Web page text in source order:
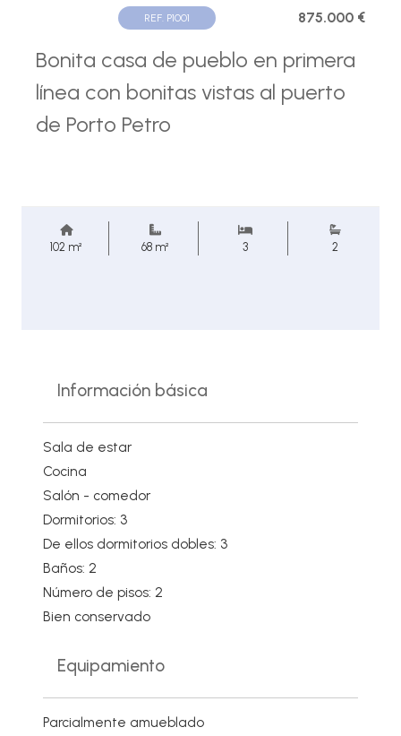
REF. P1001 875.000 €
Bonita casa de pueblo en primera
línea con bonitas vistas al puerto
de Porto Petro
102 m² 68 m² 3 2
Información básica
Sala de estar
Cocina
Salón - comedor
Dormitorios: 3
De ellos dormitorios dobles: 3
Baños: 2
Número de pisos: 2
Bien conservado
Equipamiento
Parcialmente amueblado